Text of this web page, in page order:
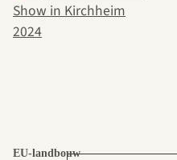
naar
leidt
EU-landbouw